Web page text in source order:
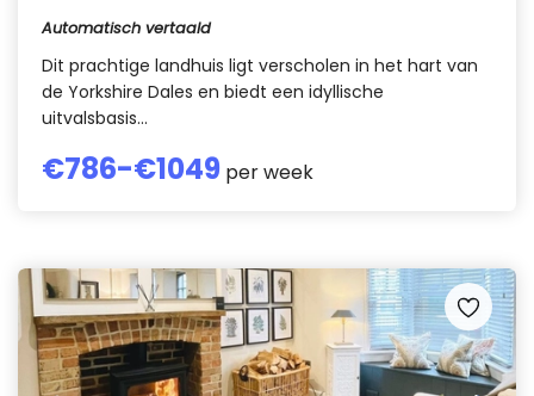
Automatisch vertaald
Dit prachtige landhuis ligt verscholen in het hart van
de Yorkshire Dales en biedt een idyllische
uitvalsbasis...
€786-€1049 per week